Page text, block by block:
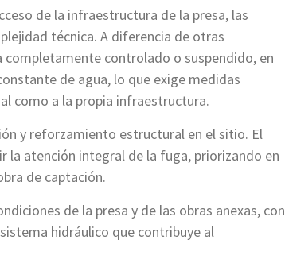
de la infraestructura de la presa, las
técnica. A diferencia de otras
completamente controlado o suspendido, en
de agua, lo que exige medidas
como a la propia infraestructura.
y reforzamiento estructural en el sitio. El
la atención integral de la fuga, priorizando en
de captación.
de la presa y de las obras anexas, con
hidráulico que contribuye al